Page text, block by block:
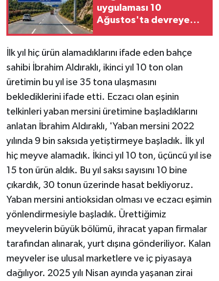
uygulaması 10
Ağustos'ta devreye
İlk yıl hiç ürün alamadıklarını ifade eden bahçe
sahibi İbrahim Aldıraklı, ikinci yıl 10 ton olan
üretimin bu yıl ise 35 tona ulaşmasını
beklediklerini ifade etti. Eczacı olan eşinin
telkinleri yaban mersini üretimine başladıklarını
anlatan İbrahim Aldıraklı, 'Yaban mersini 2022
yılında 9 bin saksıda yetiştirmeye başladık. İlk yıl
hiç meyve alamadık. İkinci yıl 10 ton, üçüncü yıl ise
15 ton ürün aldık. Bu yıl saksı sayısını 10 bine
çıkardık, 30 tonun üzerinde hasat bekliyoruz.
Yaban mersini antioksidan olması ve eczacı eşimin
yönlendirmesiyle başladık. Ürettiğimiz
meyvelerin büyük bölümü, ihracat yapan firmalar
tarafından alınarak, yurt dışına gönderiliyor. Kalan
meyveler ise ulusal marketlere ve iç piyasaya
dağılıyor. 2025 yılı Nisan ayında yaşanan zirai
KÜLTÜR SANAT
MAGAZİN
Otomobil
POLİTİKA
Sağlık
SİYASET
SPOR HABERLERİ
TEKNOLOJİ
Turizm
ÜLKE GÜNDEMİ
YAŞAM